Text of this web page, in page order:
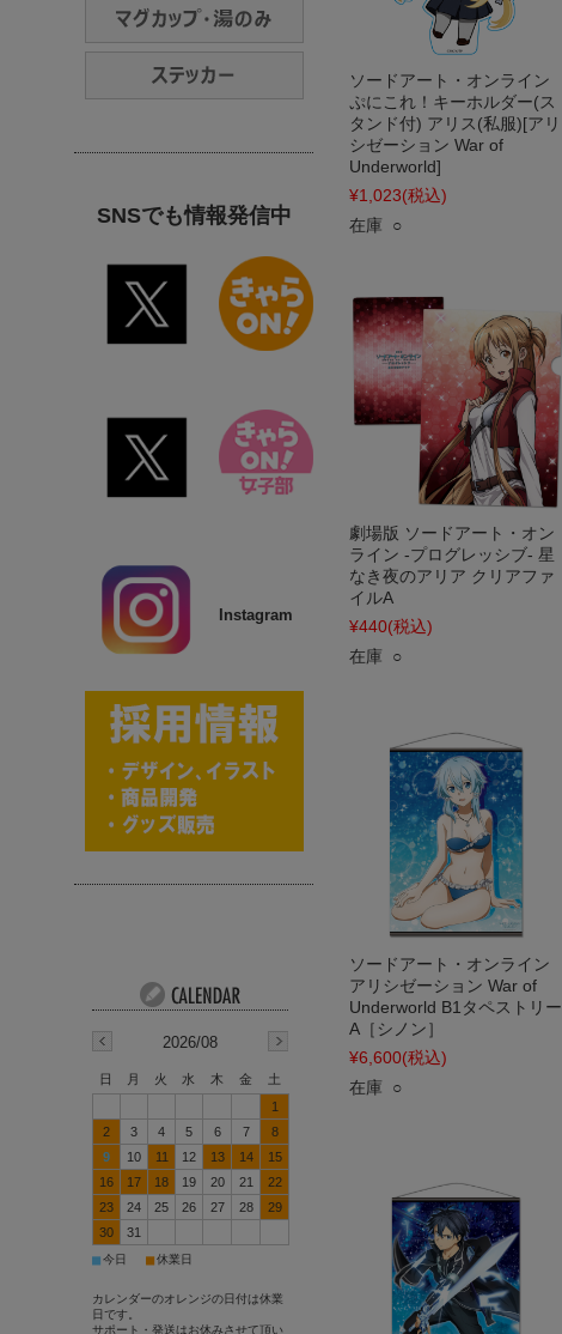
ソードアート・オンライン
ぷにこれ！キーホルダー(ス
タンド付) アリス(私服)[アリ
シゼーション War of
Underworld]
¥1,023(税込)
在庫 ○
劇場版 ソードアート・オン
ライン -プログレッシブ- 星
なき夜のアリア クリアファ
イルA
¥440(税込)
在庫 ○
ソードアート・オンライン
アリシゼーション War of
Underworld B1タペストリー
A［シノン］
¥6,600(税込)
在庫 ○
SNSでも情報発信中
Instagram
2026/08
日 月 火 水 木 金
土
1
2
3 4 5 6 7
8
9
10 11 12 13 14
15
16
17 18 19 20 21
22
23
24 25 26 27 28
29
30
31
■今日 ■休業日
カレンダーのオレンジの日付は休業
日です。
サポート・発送はお休みさせて頂い